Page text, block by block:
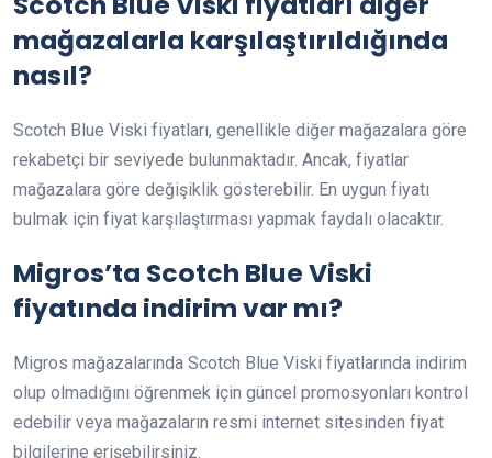
mağazalarla karşılaştırıldığında
nasıl?
Scotch Blue Viski fiyatları, genellikle diğer mağazalara göre
rekabetçi bir seviyede bulunmaktadır. Ancak, fiyatlar
mağazalara göre değişiklik gösterebilir. En uygun fiyatı
bulmak için fiyat karşılaştırması yapmak faydalı olacaktır.
Migros’ta Scotch Blue Viski
fiyatında indirim var mı?
Migros mağazalarında Scotch Blue Viski fiyatlarında indirim
olup olmadığını öğrenmek için güncel promosyonları kontrol
edebilir veya mağazaların resmi internet sitesinden fiyat
bilgilerine erişebilirsiniz.